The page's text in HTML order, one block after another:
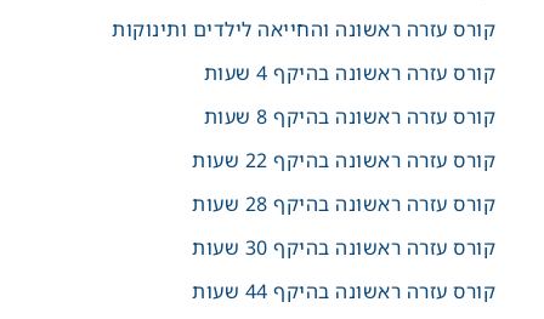
קורס עזרה ראשונה והחייאה לילדים ותינוקות
קורס עזרה ראשונה בהיקף 4 שעות
קורס עזרה ראשונה בהיקף 8 שעות
קורס עזרה ראשונה בהיקף 22 שעות
קורס עזרה ראשונה בהיקף 28 שעות
קורס עזרה ראשונה בהיקף 30 שעות
קורס עזרה ראשונה בהיקף 44 שעות